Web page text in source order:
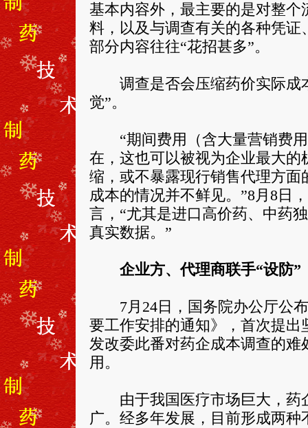
基本内容外，最主要的是对整
料，以及与调查有关的各种凭
部分内容往往“花招甚多”。
调查是否会压缩药价实际成
觉”。
“期间费用（含大量营销费用
在，这也可以被视为企业最大
缩，或不暴露现行销售代理方
成本的情况并不鲜见。”8月8日
言，“尤其是进口高价药、中药
真实数据。”
企业方、代理商联手“设防”
7月24日，国务院办公厅公布
要工作安排的通知》，首次提
发改委此番对药企成本调查的难
用。
由于我国医疗市场巨大，药
广。经多年发展，目前形成两